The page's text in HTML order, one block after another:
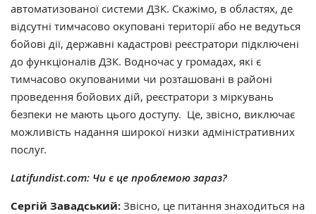
автоматизованої системи ДЗК. Скажімо, в областях, де
відсутні тимчасово окуповані території або не ведуться
бойові дії, державні кадастрові реєстратори підключені
до функціоналів ДЗК. Водночас у громадах, які є
тимчасово окупованими чи розташовані в районі
проведення бойових дій, реєстратори з міркувань
безпеки не мають цього доступу. Це, звісно, виключає
можливість надання широкої низки адміністративних
послуг.
Latifundist.com: Чи є це проблемою зараз?
Сергій Завадський: Звісно, це питання знаходиться на